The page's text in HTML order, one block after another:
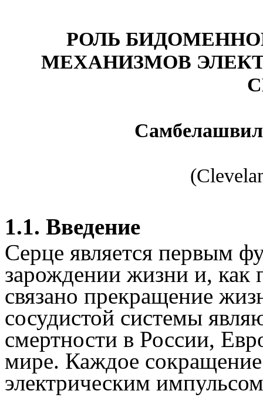
РОЛЬ
МЕХАНИЗМОВ
1.1. Введение
Серце является первым
зарождении жизни и, как
связано прекращение
сосудистой системы
смертности в России,
мире. Каждое сокращение
электрическим